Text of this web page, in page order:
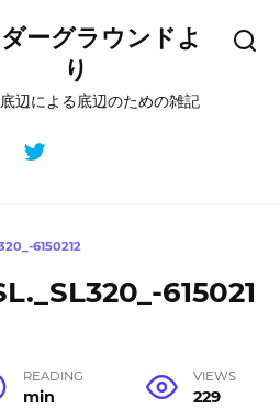
ーグラウンドよ
り
辺による底辺のための雑記
6150212
615021
READING
min
VIEWS
229